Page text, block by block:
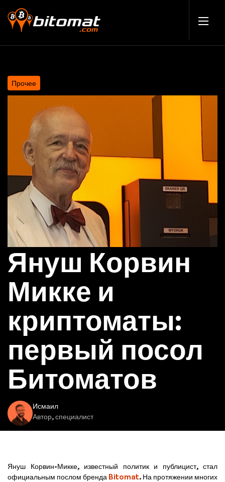
Прочее
Януш Корвин
Микке и
криптоматы:
первый посол
Битоматов
Исмаил
Автор, специалист
Януш Корвин-Микке, известный политик и публицист, стал
официальным послом бренда Bitomat. На протяжении многих